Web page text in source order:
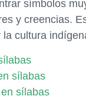
símbolos
y creencias.
cultura
sílabas
sílabas